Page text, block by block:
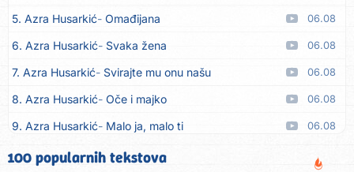
5. Azra Husarkić Omađijana 06.08
6. Azra Husarkić Svaka žena 06.08
7. Azra Husarkić Svirajte mu onu našu 06.08
8. Azra Husarkić Oče i majko 06.08
9. Azra Husarkić Malo ja, malo ti 06.08
10. Alen Hasanović Fanatik
100 popularnih tekstova